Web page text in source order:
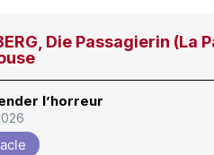
Die Passagierin (La
l’horreur